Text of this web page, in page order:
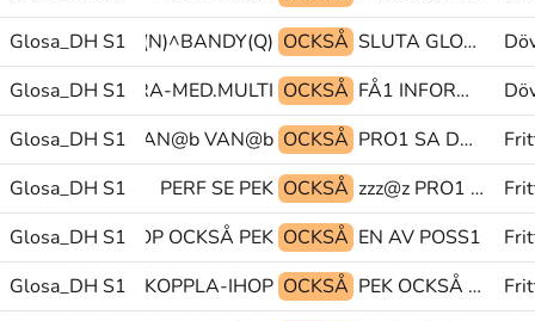
Glosa_DH S1
AKTIV INNE(N)^BANDY(Q) OCKSÅ SLUTA GLOSA:(KVAR) FÖRUT
Glosa_DH S1
PRO1 VARA-MED.MULTI OCKSÅ FÅ1 INFORMATION PRO1
Glosa_DH S1
HUND@ka VAN@b VAN@b OCKSÅ PRO1 SA DÖV(L)
Glosa_DH S1
PERF SE PEK OCKSÅ zzz@z PRO1 TÄNKA
Glosa_DH S1
KOPPLA-IHOP OCKSÅ PEK OCKSÅ EN AV POSS1
Glosa_DH S1
PRO1 TÄNKA KOPPLA-IHOP OCKSÅ PEK OCKSÅ EN